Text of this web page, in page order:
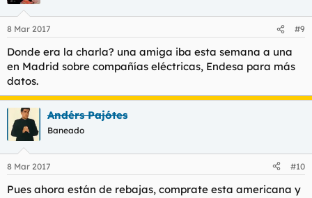
8 Mar 2017 #9
Donde era la charla? una amiga iba esta semana a una
en Madrid sobre compañías eléctricas, Endesa para más
datos.
Andérs Pajótes
Baneado
8 Mar 2017 #10
Pues ahora están de rebajas, comprate esta americana y